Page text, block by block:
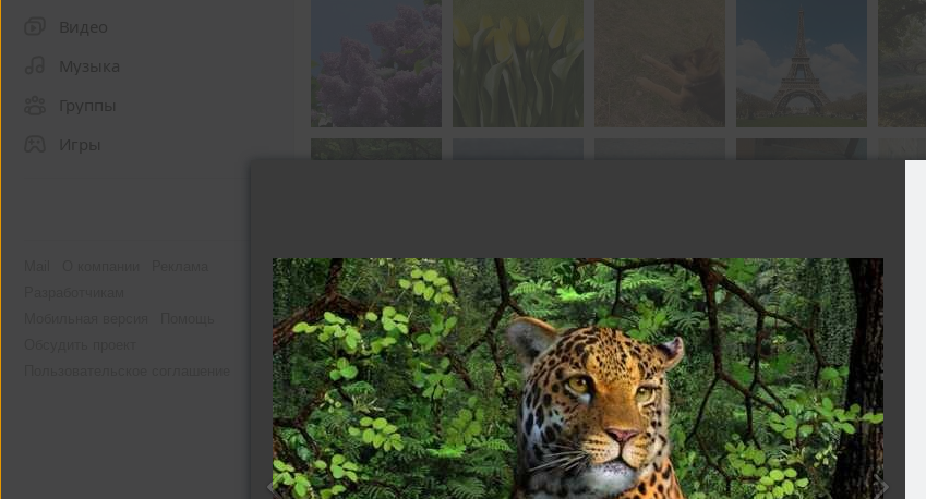
Видео
Музыка
Группы
Игры